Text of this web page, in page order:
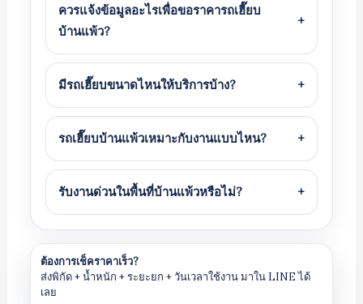
ควรแจ้งข้อมูลอะไรเพื่อขอราคารถเฮี๊ยบ
บ้านแพ้ว?
+
มีรถเฮี๊ยบขนาดไหนให้บริการบ้าง? +
รถเฮี๊ยบบ้านแพ้วเหมาะกับงานแบบไหน? +
รับงานด่วนในพื้นที่บ้านแพ้วหรือไม่? +
ต้องการเช็คราคาเร็ว?
ส่งพิกัด + น้ำหนัก + ระยะยก + วันเวลาใช้งาน มาใน LINE ได้
เลย